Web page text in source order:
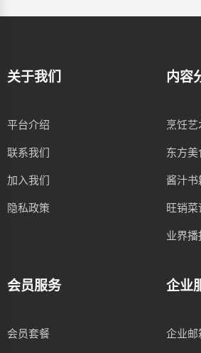
关于我们
平台介绍
联系我们
加入我们
隐私政策
内容
烹饪艺
东方
酱汁书
旺销菜
业界播
会员服务
会员套餐
企业
企业邮